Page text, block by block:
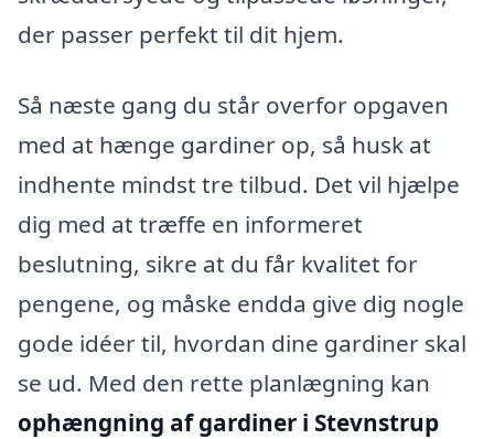
der passer perfekt til dit hjem.
Så næste gang du står overfor opgaven
med at hænge gardiner op, så husk at
indhente mindst tre tilbud. Det vil hjælpe
dig med at træffe en informeret
beslutning, sikre at du får kvalitet for
pengene, og måske endda give dig nogle
gode idéer til, hvordan dine gardiner skal
se ud. Med den rette planlægning kan
ophængning af gardiner i Stevnstrup